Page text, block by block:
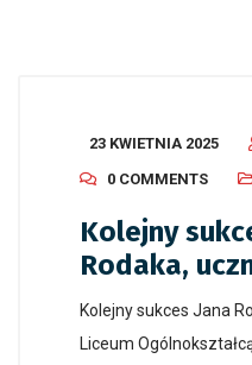
23 KWIETNIA 2025
0 COMMENTS
Kolejny
Rodaka,
Kolejny sukces Jana
Liceum